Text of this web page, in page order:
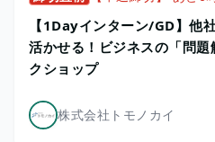
【1Dayインターン/GD】他
活かせる！ビジネスの「問
クショップ
株式会社トモノカイ